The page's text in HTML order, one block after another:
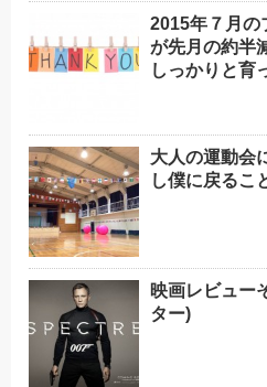
2015年７月の
が先月の約半
しっかりと育
大人の運動会
し僕に戻るこ
映画レビュー
ター)